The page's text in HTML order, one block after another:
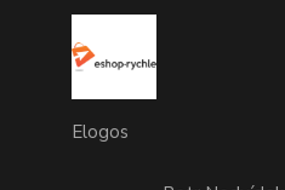
Elogos